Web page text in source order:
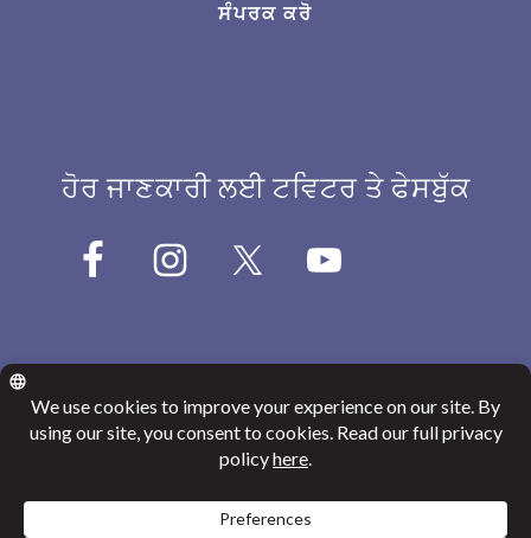
ਸੰਪਰਕ ਕਰੋ
ਹੋਰ ਜਾਣਕਾਰੀ ਲਈ ਟਵਿਟਰ ਤੇ ਫੇਸਬੁੱਕ
© 2026Canada India Education Society
Website Privacy Policy